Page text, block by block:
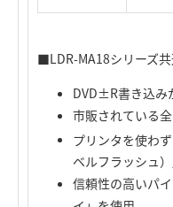
■LDR-MA18シリーズ
DVD±R書き込み
市販されている
プリンタを使わ
ベルフラッシュ
信頼性の高いパ